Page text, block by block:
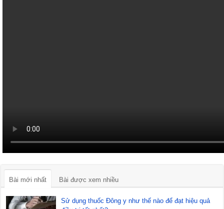
Bài mới nhất Bài được xem nhiều
Sử dụng thuốc Đông y như thế nào để đạt hiệu quả